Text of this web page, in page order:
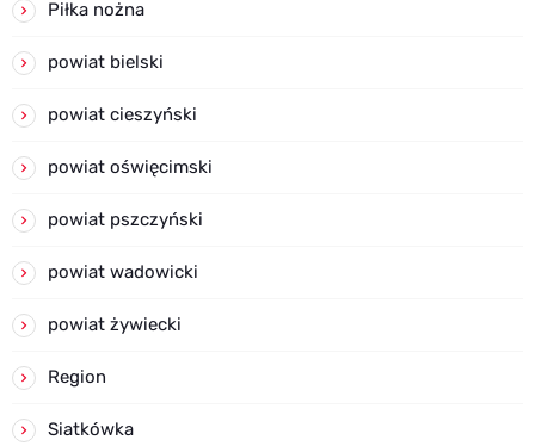
Piłka nożna
powiat bielski
powiat cieszyński
powiat oświęcimski
powiat pszczyński
powiat wadowicki
powiat żywiecki
Region
Siatkówka